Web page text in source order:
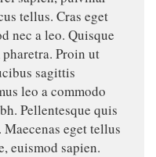
tellus. Cras eget
nec a leo. Quisque
Proin ut
sagittis
leo a commodo
Pellentesque quis
eget tellus
euismod sapien.